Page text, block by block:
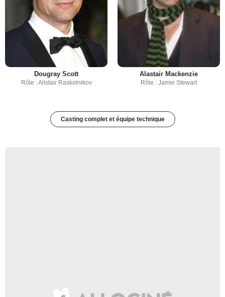
Dougray Scott
Rôle : Alistair Raskolnikov
Alastair Mackenzie
Rôle : Jamie Stewart
Casting complet et équipe technique